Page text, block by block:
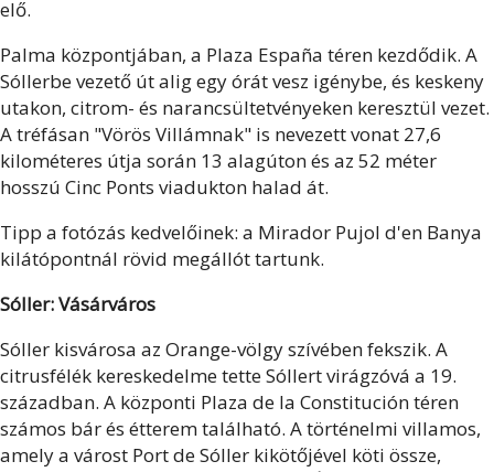
elő.
Palma központjában, a Plaza España téren kezdődik. A
Sóllerbe vezető út alig egy órát vesz igénybe, és keskeny
utakon, citrom- és narancsültetvényeken keresztül vezet.
A tréfásan "Vörös Villámnak" is nevezett vonat 27,6
kilométeres útja során 13 alagúton és az 52 méter
hosszú Cinc Ponts viadukton halad át.
Tipp a fotózás kedvelőinek: a Mirador Pujol d'en Banya
kilátópontnál rövid megállót tartunk.
Sóller: Vásárváros
Sóller kisvárosa az Orange-völgy szívében fekszik. A
citrusfélék kereskedelme tette Sóllert virágzóvá a 19.
században. A központi Plaza de la Constitución téren
számos bár és étterem található. A történelmi villamos,
amely a várost Port de Sóller kikötőjével köti össze,